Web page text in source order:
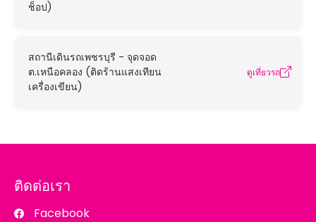
ช็อป)
สถานีเดินรถเพชรบุรี - จุดจอด
ต.เหนือคลอง (ติดร้านแสงเทียน
เครื่องเขียน)
ดูเที่ยวรถ
ติดต่อเรา
Facebook